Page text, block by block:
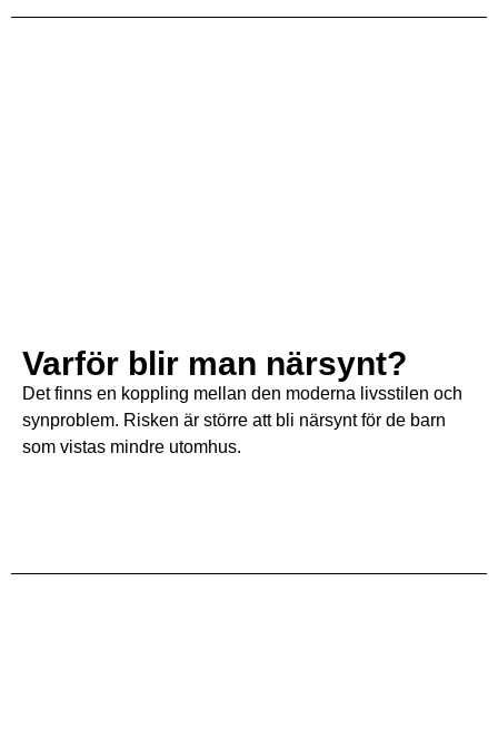
Varför blir man närsynt?
Det finns en koppling mellan den moderna livsstilen och
synproblem. Risken är större att bli närsynt för de barn
som vistas mindre utomhus.